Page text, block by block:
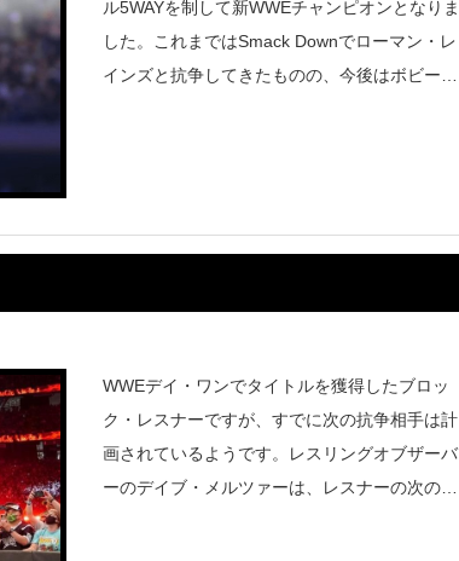
ル5WAYを制して新WWEチャンピオンとなりま
した。これまではSmack Downでローマン・レ
インズと抗争してきたものの、今後はボビー・
WWEデイ・ワンでタイトルを獲得したブロッ
ク・レスナーですが、すでに次の抗争相手は計
画されているようです。レスリングオブザーバ
ーのデイブ・メルツァーは、レスナーの次の対